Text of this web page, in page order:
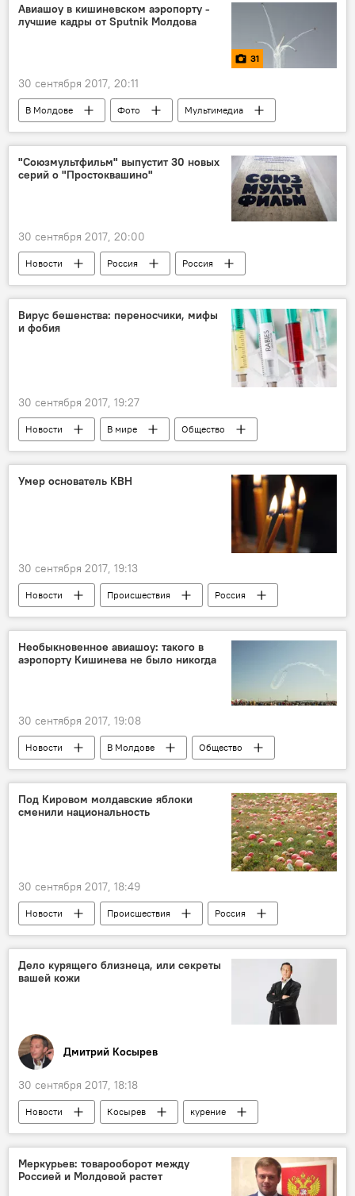
туризм
достопримечательности
Авиашоу в кишиневском аэропорту -
лучшие кадры от Sputnik Молдова
31
30 сентября 2017, 20:11
В Молдове Фото
Мультимедиа
Кишинев
авиашоу Аэропорт
"Союзмультфильм" выпустит 30 новых
серий о "Простоквашино"
30 сентября 2017, 20:00
Новости Россия
Россия
презентация
Простоквашино
Союзмульфильм
Вирус бешенства: переносчики, мифы
и фобия
30 сентября 2017, 19:27
Новости В мире
Общество
Абхазия
гибель
заболевание
ветеринар
бешенство избежать
Умер основатель КВН
30 сентября 2017, 19:13
Новости Происшествия
Россия
В мире
Общество
Россия
писатель
умер
Необыкновенное авиашоу: такого в
аэропорту Кишинева не было никогда
30 сентября 2017, 19:08
Новости В Молдове
Общество
Республика Молдова
Международный аэропорт Кишинева
самолеты
авиация
Под Кировом молдавские яблоки
сменили национальность
30 сентября 2017, 18:49
Новости Происшествия
Россия
В мире
Россия
Республика Молдова
Польша
яблоки
Дело курящего близнеца, или секреты
вашей кожи
Дмитрий Косырев
30 сентября 2017, 18:18
Новости Косырев
курение
вред
кожа
Меркурьев: товарооборот между
Россией и Молдовой растет